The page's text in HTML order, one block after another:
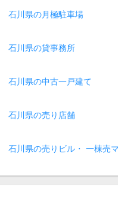
石川県の月極駐車場
石川県の貸事務所
石川県の中古一戸建て
石川県の売り店舗
石川県の売りビル・ 一棟売